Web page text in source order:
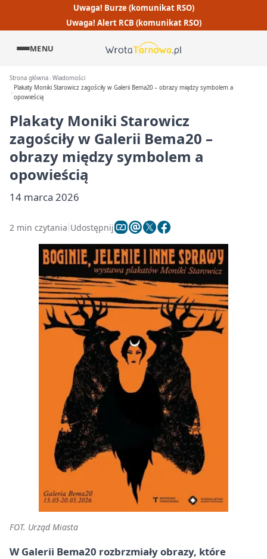
Uwaga! Burze (komunikat RSO)
Uwaga! Alert RCB (komunikat RSO)
MENU
Strona główna Wiadomości
Plakaty Moniki Starowicz zagościły w Galerii Bema20 – obrazy między symbolem a
opowieścią
Plakaty Moniki Starowicz
zagościły w Galerii Bema20 –
obrazy między symbolem a
opowieścią
14 marca 2026
2 min czytania Udostępnij
FOT. Urząd Miasta
W Galerii Bema20 rozbrzmiały obrazy, które